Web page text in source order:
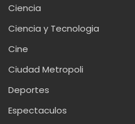
Ciencia
Ciencia y Tecnologia
Cine
Ciudad Metropoli
Deportes
Espectaculos